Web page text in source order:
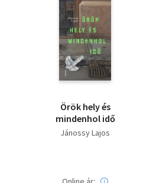
Örök hely és
mindenhol idő
Jánossy Lajos